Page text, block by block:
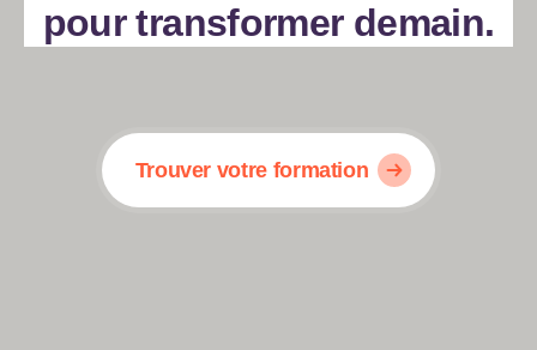
pour transformer demain.
Trouver votre formation